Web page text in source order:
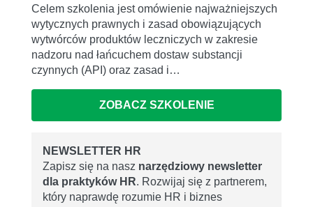
Celem szkolenia jest omówienie najważniejszych
wytycznych prawnych i zasad obowiązujących
wytwórców produktów leczniczych w zakresie
nadzoru nad łańcuchem dostaw substancji
czynnych (API) oraz zasad i…
ZOBACZ SZKOLENIE
NEWSLETTER HR
Zapisz się na nasz narzędziowy newsletter
dla praktyków HR. Rozwijaj się z partnerem,
który naprawdę rozumie HR i biznes